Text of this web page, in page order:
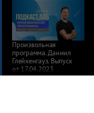
Произвольная
программа. Даниил
Глейхенгауз. Выпуск
от 17.04.2023